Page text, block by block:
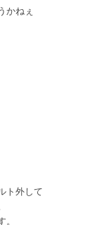
かねぇ
ト外して